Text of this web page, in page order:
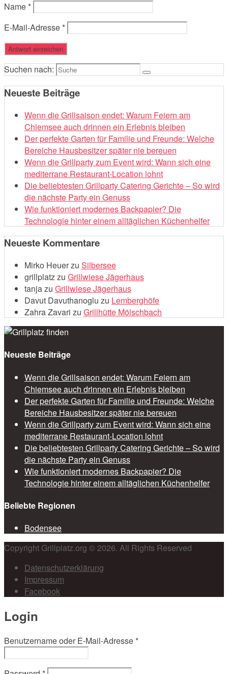
Name *
E-Mail-Adresse *
Suchen nach:
Neueste Beiträge
Wenn die Grillsaison endet: Warum Feiern am
Chiemsee auch drinnen ein Erlebnis bleiben
Der perfekte Garten für Familie und Freunde: Welche
Bereiche Hausbesitzer später nie bereuen
Wenn die Grillparty zum Event wird: Wann sich eine
mediterrane Restaurant-Location lohnt
Die beliebtesten Grillparty Catering Gerichte – So wird
die nächste Party ein Genuss
Wie funktioniert modernes Backpapier? Die
Technologie hinter einem alltäglichen Küchenhelfer
Neueste Kommentare
Mirko Heuerzu Silbersee
grillplatzzu Grillwiese Jägerhaus
tanjazu Grillwiese Jägerhaus
Davut Davuthanoglu zu Lemberghöfe
Zahra Zavari zu Grillhütte Mölschbach
Neueste Beiträge
Wenn die Grillsaison endet: Warum Feiern am
Chiemsee auch drinnen ein Erlebnis bleiben
Der perfekte Garten für Familie und Freunde: Welche
Bereiche Hausbesitzer später nie bereuen
Wenn die Grillparty zum Event wird: Wann sich eine
mediterrane Restaurant-Location lohnt
Die beliebtesten Grillparty Catering Gerichte – So wird
die nächste Party ein Genuss
Wie funktioniert modernes Backpapier? Die
Technologie hinter einem alltäglichen Küchenhelfer
Beliebte Regionen
Bodensee
Copyright Grillplatz.org © 2026. All Rights Reserved
Datenschutzerklärung
Impressum
Facebook
Login
Benutzername oder E-Mail-Adresse *